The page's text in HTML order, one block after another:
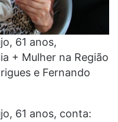
61 anos,
+ Mulher na Região
e Fernando
61 anos, conta: